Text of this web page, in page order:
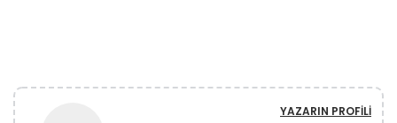
YAZARIN PROFILI